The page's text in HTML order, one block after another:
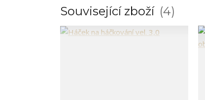
Související zboží 4